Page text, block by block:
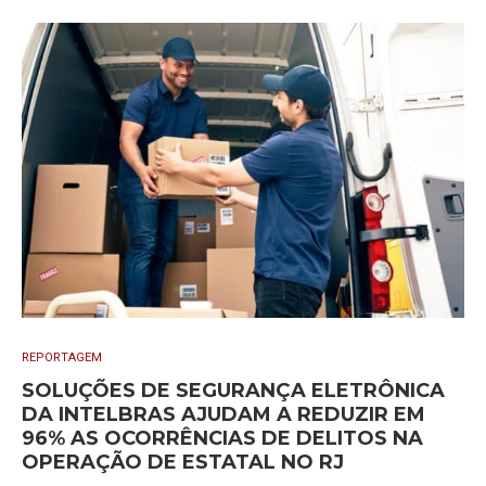
REPORTAGEM
SOLUÇÕES DE SEGURANÇA ELETRÔNICA
DA INTELBRAS AJUDAM A REDUZIR EM
96% AS OCORRÊNCIAS DE DELITOS NA
OPERAÇÃO DE ESTATAL NO RJ